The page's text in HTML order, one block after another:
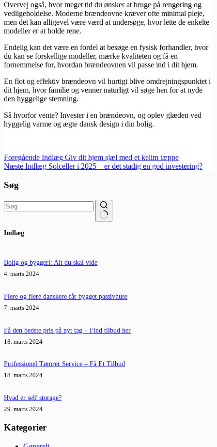
Overvej også, hvor meget tid du ønsker at bruge på rengøring og
vedligeholdelse. Moderne brændeovne kræver ofte minimal pleje,
men det kan alligevel være værd at undersøge, hvor lette de enkelte
modeller er at holde rene.
Endelig kan det være en fordel at besøge en fysisk forhandler, hvor
du kan se forskellige modeller, mærke kvaliteten og få en
fornemmelse for, hvordan brændeovnen vil passe ind i dit hjem.
En flot og effektiv brændeovn vil hurtigt blive omdrejningspunktet i
dit hjem, hvor familie og venner naturligt vil søge hen for at nyde
den hyggelige stemning.
Så hvorfor vente? Invester i en brændeovn, og oplev glæden ved
hyggelig varme og ægte dansk design i din bolig.
Foregående Indlæg Giv dit hjem sjæl med et kelim tæppe
Næste Indlæg Solceller i 2025 – er det stadig en god investering?
Søg
resultater
Indlæg
Bolig og byggeri: Alt du skal vide
4. marts 2024
Flere og flere danskere får bygget passivhuse
7. marts 2024
Få den bedste pris på nyt tag – Find tilbud her
18. marts 2024
Professionel Tømrer Service – Få Et Tilbud
18. marts 2024
Hvad er self storage?
29. marts 2024
Kategorier